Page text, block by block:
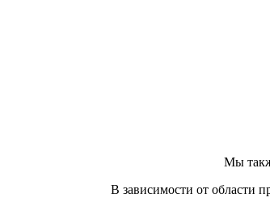
Мы
В зависимости от области